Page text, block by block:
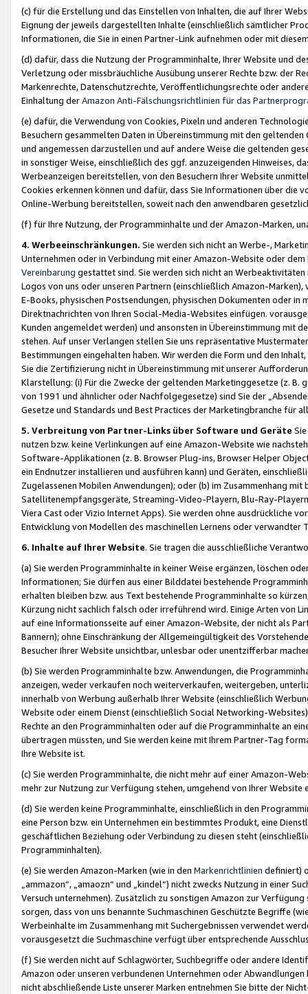
(c) für die Erstellung und das Einstellen von Inhalten, die auf Ihrer
Eignung der jeweils dargestellten Inhalte (einschließlich sämtlicher
Informationen, die Sie in einen Partner-Link aufnehmen oder mit
(d) dafür, dass die Nutzung der Programminhalte, Ihrer Website und
Verletzung oder missbräuchliche Ausübung unserer Rechte bzw. der
Markenrechte, Datenschutzrechte, Veröffentlichungsrechte oder
Einhaltung derAmazon Anti-Fälschungsrichtlinien für das
(e) dafür, die Verwendung von Cookies, Pixeln und anderen
Besuchern gesammelten Daten in Übereinstimmung mit den
und angemessen darzustellen und auf andere Weise die geltenden
in sonstiger Weise, einschließlich des ggf. anzuzeigenden Hinweises,
Werbeanzeigen bereitstellen, von den Besuchern Ihrer Website
Cookies erkennen können und dafür, dass Sie Informationen über die
Online-Werbung bereitstellen, soweit nach den anwendbaren
(f) für Ihre Nutzung, der Programminhalte und der Amazon-Marken,
4. Werbeeinschränkungen. Sie werden sich nicht an Werbe-,
Unternehmen oder in Verbindung mit einer Amazon-Website oder
Vereinbarung gestattet sind. Sie werden sich nicht an
Logos von uns oder unseren Partnern (einschließlich Amazon-
E-Books, physischen Postsendungen, physischen Dokumenten oder in
Direktnachrichten von Ihren Social-Media-Websites einfügen.
Kunden angemeldet werden) und ansonsten in Übereinstimmung mit
stehen. Auf unser Verlangen stellen Sie uns repräsentative
Bestimmungen eingehalten haben. Wir werden die Form und den
Sie die Zertifizierung nicht in Übereinstimmung mit unserer
Klarstellung: (i) Für die Zwecke der geltenden Marketinggesetze (z. B.
von 1991 und ähnlicher oder Nachfolgegesetze) sind Sie der
Gesetze und Standards und Best Practices der Marketingbranche für
5. Verbreitung von Partner-Links über Software und Geräte
nutzen bzw. keine Verlinkungen auf eine Amazon-Website wie
Software-Applikationen (z. B. Browser Plug-ins, Browser Helper
ein Endnutzer installieren und ausführen kann) und Geräten,
Zugelassenen Mobilen Anwendungen); oder (b) im Zusammenhang
Satellitenempfangsgeräte, Streaming-Video-Playern, Blu-Ray-
Viera Cast oder Vizio Internet Apps). Sie werden ohne ausdrückliche
Entwicklung von Modellen des maschinellen Lernens oder
6. Inhalte auf Ihrer Website. Sie tragen die ausschließliche
(a) Sie werden Programminhalte in keiner Weise ergänzen, löschen
Informationen; Sie dürfen aus einer Bilddatei bestehende
erhalten bleiben bzw. aus Text bestehende Programminhalte so
Kürzung nicht sachlich falsch oder irreführend wird. Einige Arten von
auf eine Informationsseite auf einer Amazon-Website, der nicht als
Bannern); ohne Einschränkung der Allgemeingültigkeit des
Besucher Ihrer Website unsichtbar, unlesbar oder unentzifferbar
(b) Sie werden Programminhalte bzw. Anwendungen, die
anzeigen, weder verkaufen noch weiterverkaufen, weitergeben,
innerhalb von Werbung außerhalb Ihrer Website (einschließlich
Website oder einem Dienst (einschließlich Social Networking-
Rechte an den Programminhalten oder auf die Programminhalte an
übertragen müssten, und Sie werden keine mit Ihrem Partner-Tag
Ihre Website ist.
(c) Sie werden Programminhalte, die nicht mehr auf einer Amazon-
mehr zur Nutzung zur Verfügung stehen, umgehend von Ihrer
(d) Sie werden keine Programminhalte, einschließlich in den
eine Person bzw. ein Unternehmen ein bestimmtes Produkt, eine
geschäftlichen Beziehung oder Verbindung zu diesen steht
Programminhalten).
(e) Sie werden Amazon-Marken (wie in den Markenrichtlinien definiert)
„ammazon“, „amaozn“ und „kindel“) nicht zwecks Nutzung in einer
Versuch unternehmen). Zusätzlich zu sonstigen Amazon zur
sorgen, dass von uns benannte Suchmaschinen Geschützte Begriffe
Werbeinhalte im Zusammenhang mit Suchergebnissen verwendet
vorausgesetzt die Suchmaschine verfügt über entsprechende
(f) Sie werden nicht auf Schlagwörter, Suchbegriffe oder andere
Amazon oder unseren verbundenen Unternehmen oder
nicht abschließende Liste unserer Marken entnehmen Sie bitte der